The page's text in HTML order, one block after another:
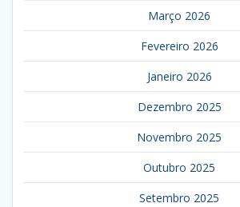
Março 2026
Fevereiro 2026
Janeiro 2026
Dezembro 2025
Novembro 2025
Outubro 2025
Setembro 2025